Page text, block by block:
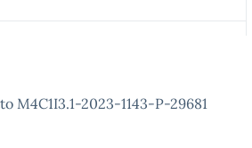
M4C1I3.1-2023-1143-P-29681